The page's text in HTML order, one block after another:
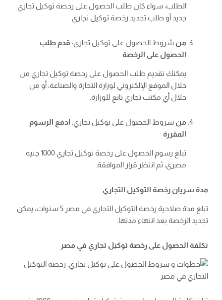
الطلب، سواء كان طلب الحصول على رخصة توكيل تجاري
جديد أو طلب تجديد رخصة توكيل تجاري.
من شروط الحصول على توكيل تجاري: قدم طلب
الحصول على الرخصة
يمكنك تقديم طلب الحصول على رخصة توكيل تجاري من
خلال الموقع الإلكتروني لوزارة التجارة والصناعة، أو من
خلال أي مكتب تجاري تابع للوزارة.
من شروط الحصول على توكيل تجاري: ادفع الرسوم
المقررة
تبلغ رسوم الحصول على رخصة توكيل تجاري 1000 جنيه
مصري، ثم انتظر قرار الموافقة.
مدة سريان رخصة التوكيل التجاري
تبلغ مدة صلاحية رخصة التوكيل التجاري في مصر 5 سنوات، يمكن
تجديد الرخصة بعد انتهاء مدتها.
تكلفة الحصول على رخصة توكيل تجاري في مصر